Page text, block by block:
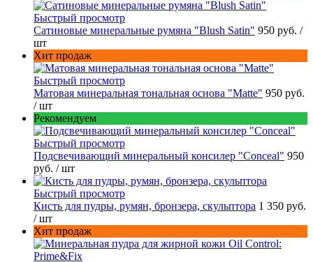
Быстрый просмотр
Сатиновые минеральные румяна "Blush Satin" 950 руб. /
шт
Хит продаж
Быстрый просмотр
Матовая минеральная тональная основа "Matte" 950 руб.
/ шт
Рекомендуем
Быстрый просмотр
Подсвечивающий минеральный консилер "Conceal" 950
руб. / шт
Быстрый просмотр
Кисть для пудры, румян, бронзера, скульптора 1 350 руб.
/ шт
Хит продаж